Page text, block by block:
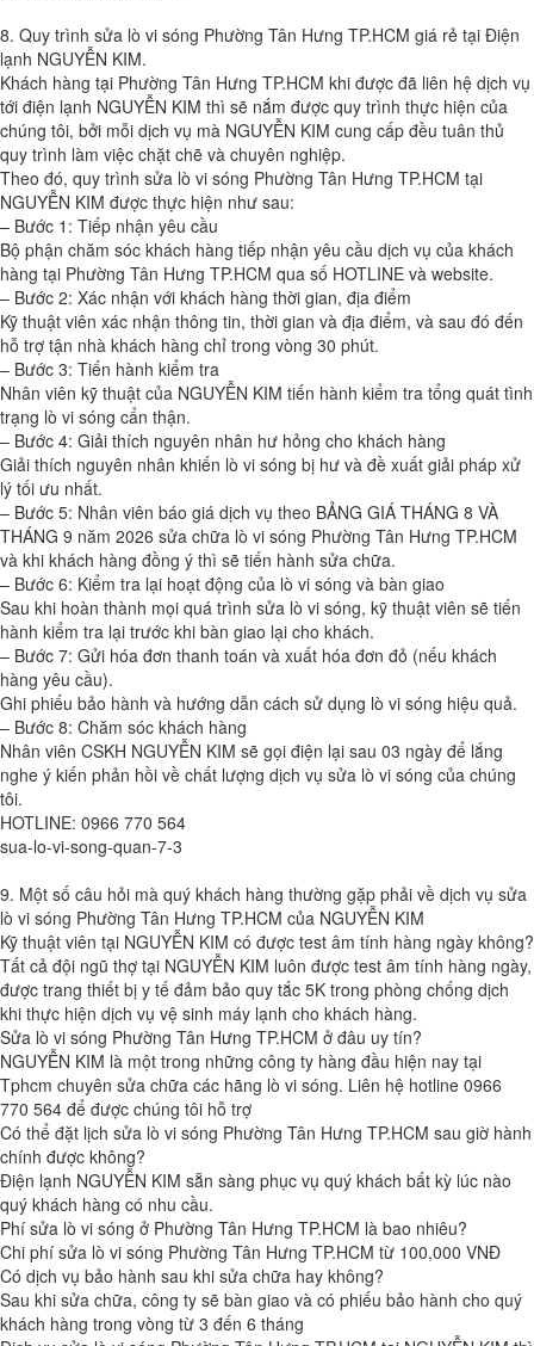
8. Quy trình sửa lò vi sóng Phường Tân Hưng TP.HCM giá rẻ tại Điện
lạnh NGUYỄN KIM.
Khách hàng tại Phường Tân Hưng TP.HCM khi được đã liên hệ dịch vụ
tới điện lạnh NGUYỄN KIM thì sẽ nắm được quy trình thực hiện của
chúng tôi, bởi mỗi dịch vụ mà NGUYỄN KIM cung cấp đều tuân thủ
quy trình làm việc chặt chẽ và chuyên nghiệp.
Theo đó, quy trình sửa lò vi sóng Phường Tân Hưng TP.HCM tại
NGUYỄN KIM được thực hiện như sau:
– Bước 1: Tiếp nhận yêu cầu
Bộ phận chăm sóc khách hàng tiếp nhận yêu cầu dịch vụ của khách
hàng tại Phường Tân Hưng TP.HCM qua số HOTLINE và website.
– Bước 2: Xác nhận với khách hàng thời gian, địa điểm
Kỹ thuật viên xác nhận thông tin, thời gian và địa điểm, và sau đó đến
hỗ trợ tận nhà khách hàng chỉ trong vòng 30 phút.
– Bước 3: Tiến hành kiểm tra
Nhân viên kỹ thuật của NGUYỄN KIM tiến hành kiểm tra tổng quát tình
trạng lò vi sóng cẩn thận.
– Bước 4: Giải thích nguyên nhân hư hỏng cho khách hàng
Giải thích nguyên nhân khiến lò vi sóng bị hư và đề xuất giải pháp xử
lý tối ưu nhất.
– Bước 5: Nhân viên báo giá dịch vụ theo BẢNG GIÁ THÁNG 8 VÀ
THÁNG 9 năm 2026 sửa chữa lò vi sóng Phường Tân Hưng TP.HCM
và khi khách hàng đồng ý thì sẽ tiến hành sửa chữa.
– Bước 6: Kiểm tra lại hoạt động của lò vi sóng và bàn giao
Sau khi hoàn thành mọi quá trình sửa lò vi sóng, kỹ thuật viên sẽ tiến
hành kiểm tra lại trước khi bàn giao lại cho khách.
– Bước 7: Gửi hóa đơn thanh toán và xuất hóa đơn đỏ (nếu khách
hàng yêu cầu).
Ghi phiếu bảo hành và hướng dẫn cách sử dụng lò vi sóng hiệu quả.
– Bước 8: Chăm sóc khách hàng
Nhân viên CSKH NGUYỄN KIM sẽ gọi điện lại sau 03 ngày để lắng
nghe ý kiến phản hồi về chất lượng dịch vụ sửa lò vi sóng của chúng
tôi.
HOTLINE: 0966 770 564
sua-lo-vi-song-quan-7-3
9. Một số câu hỏi mà quý khách hàng thường gặp phải về dịch vụ sửa
lò vi sóng Phường Tân Hưng TP.HCM của NGUYỄN KIM
Kỹ thuật viên tại NGUYỄN KIM có được test âm tính hàng ngày không?
Tất cả đội ngũ thợ tại NGUYỄN KIM luôn được test âm tính hàng ngày,
được trang thiết bị y tế đảm bảo quy tắc 5K trong phòng chống dịch
khi thực hiện dịch vụ vệ sinh máy lạnh cho khách hàng.
Sửa lò vi sóng Phường Tân Hưng TP.HCM ở đâu uy tín?
NGUYỄN KIM là một trong những công ty hàng đầu hiện nay tại
Tphcm chuyên sửa chữa các hãng lò vi sóng. Liên hệ hotline 0966
770 564 để được chúng tôi hỗ trợ
Có thể đặt lịch sửa lò vi sóng Phường Tân Hưng TP.HCM sau giờ hành
chính được không?
Điện lạnh NGUYỄN KIM sẵn sàng phục vụ quý khách bất kỳ lúc nào
quý khách hàng có nhu cầu.
Phí sửa lò vi sóng ở Phường Tân Hưng TP.HCM là bao nhiêu?
Chi phí sửa lò vi sóng Phường Tân Hưng TP.HCM từ 100,000 VNĐ
Có dịch vụ bảo hành sau khi sửa chữa hay không?
Sau khi sửa chữa, công ty sẽ bàn giao và có phiếu bảo hành cho quý
khách hàng trong vòng từ 3 đến 6 tháng